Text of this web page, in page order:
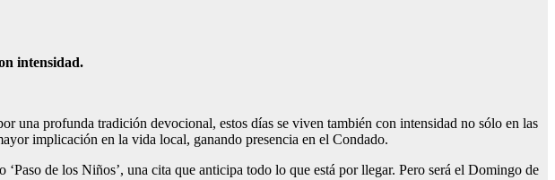
intensidad.
una profunda tradición devocional, estos días se viven también con intensidad no sólo en las
implicación en la vida local, ganando presencia en el Condado.
de los Niños’, una cita que anticipa todo lo que está por llegar. Pero será el Domingo de